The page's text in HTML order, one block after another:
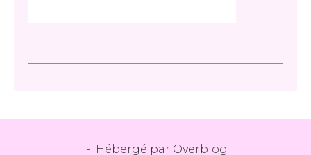
- Hébergé par Overblog